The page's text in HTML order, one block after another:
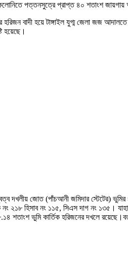
পত্তনসুত্রে প্রাপ্ত ৪০ শতাংশ
হরিজন বাদী হয়ে টাঙ্গাইল যুগ্ম জেলা জজ
হয়েছে।
দখলীয় জোত (পাঁচআনী জমিদার স্টেটের)
২১৮ হিসাব নং ১১৫, সিএস দাগ নং ১৩৫।
ভুমি কার্তিক হরিজনের দখলে